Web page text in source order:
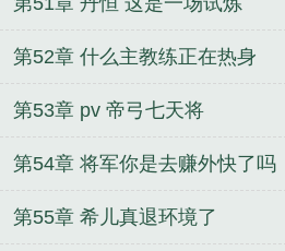
第52章 什么主教练正在热身
第53章 pv 帝弓七天将
第54章 将军你是去赚外快了吗
第55章 希儿真退环境了